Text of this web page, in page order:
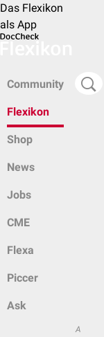
Das Flexikon
als App
Community
Flexikon
Shop
News
Jobs
CME
Flexa
Piccer
Ask
A